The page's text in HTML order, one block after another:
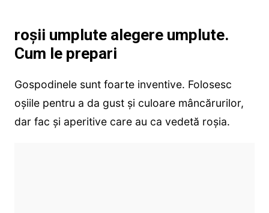
roșii umplute alegere umplute.
Cum le prepari
Gospodinele sunt foarte inventive. Folosesc
oșiile pentru a da gust și culoare mâncărurilor,
dar fac și aperitive care au ca vedetă roșia.